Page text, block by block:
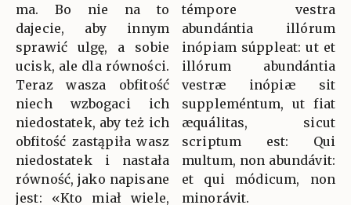
ma. Bo nie na to
dajecie, aby innym
sprawić ulgę, a sobie
ucisk, ale dla równości.
Teraz wasza obfitość
niech wzbogaci ich
niedostatek, aby też ich
obfitość zastąpiła wasz
niedostatek i nastała
równość, jako napisane
jest: «Kto miał wiele,
témpore vestra
abundántia illórum
inópiam súppleat: ut et
illórum abundántia
vestræ inópiæ sit
suppleméntum, ut fiat
æquálitas, sicut
scriptum est: Qui
multum, non abundávit:
et qui módicum, non
minorávit.